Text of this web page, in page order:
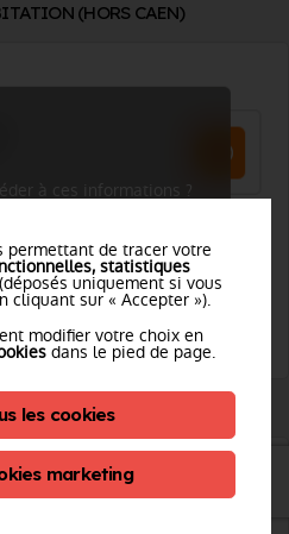
(HORS CAEN)
à ces informations ?
ET PROTECTION
permettant de tracer votre
statistiques
uniquement si vous
cliquant sur « Accepter »).
modifier votre choix en
dans le pied de page.
les cookies
marketing